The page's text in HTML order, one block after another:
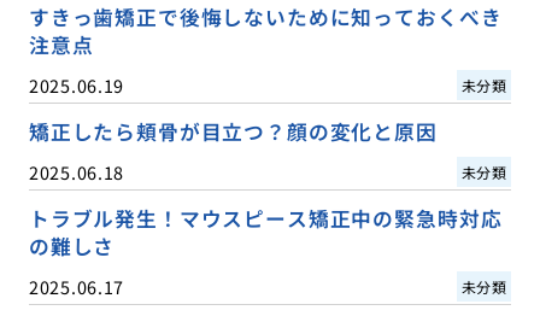
すきっ歯矯正で後悔しないために知っておくべき
注意点
2025.06.19 未分類
矯正したら頬骨が目立つ？顔の変化と原因
2025.06.18 未分類
トラブル発生！マウスピース矯正中の緊急時対応
の難しさ
2025.06.17 未分類